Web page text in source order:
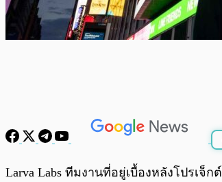
พร้อมเล่น
Larva Labs ทีมงานที่อยู่เบื้องหลังโปรเจ็กต์